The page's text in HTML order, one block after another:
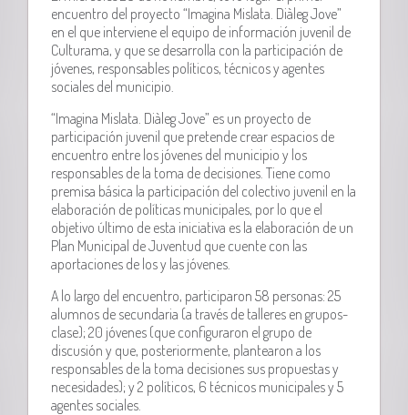
encuentro del proyecto “Imagina Mislata. Diàleg Jove”
en el que interviene el equipo de información juvenil de
Culturama, y que se desarrolla con la participación de
jóvenes, responsables políticos, técnicos y agentes
sociales del municipio.
“Imagina Mislata. Diàleg Jove” es un proyecto de
participación juvenil que pretende crear espacios de
encuentro entre los jóvenes del municipio y los
responsables de la toma de decisiones. Tiene como
premisa básica la participación del colectivo juvenil en la
elaboración de políticas municipales, por lo que el
objetivo último de esta iniciativa es la elaboración de un
Plan Municipal de Juventud que cuente con las
aportaciones de los y las jóvenes.
A lo largo del encuentro, participaron 58 personas: 25
alumnos de secundaria (a través de talleres en grupos-
clase); 20 jóvenes (que configuraron el grupo de
discusión y que, posteriormente, plantearon a los
responsables de la toma decisiones sus propuestas y
necesidades); y 2 políticos, 6 técnicos municipales y 5
agentes sociales.